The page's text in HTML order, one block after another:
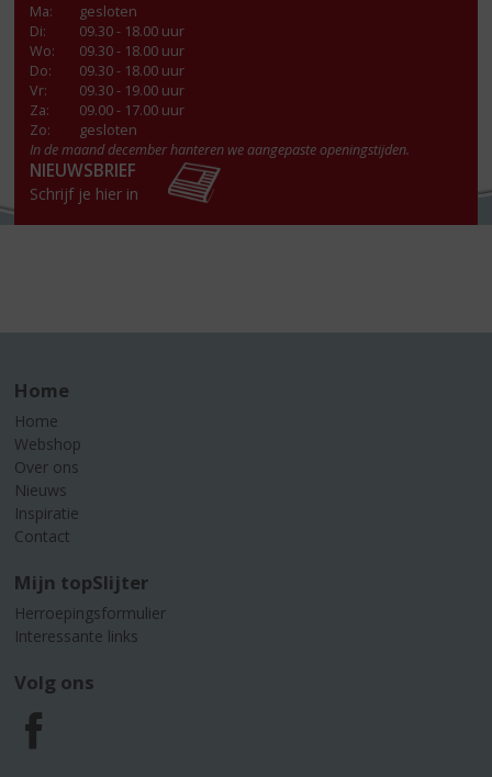
Ma:
gesloten
Di:
09.30 - 18.00 uur
Wo:
09.30 - 18.00 uur
Do:
09.30 - 18.00 uur
Vr:
09.30 - 19.00 uur
Za:
09.00 - 17.00 uur
Zo:
gesloten
In de maand december hanteren we aangepaste openingstijden.
NIEUWSBRIEF
Schrijf je hier in
Home
Home
Webshop
Over ons
Nieuws
Inspiratie
Contact
Mijn topSlijter
Herroepingsformulier
Interessante links
Volg ons
F